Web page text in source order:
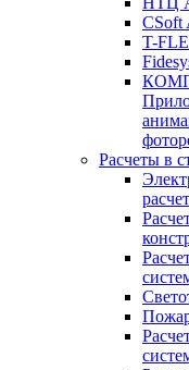
CSoft
T-
Расчеты в
расчет